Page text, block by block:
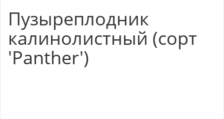
Пузыреплодник
калинолистный (сорт
'Panther')